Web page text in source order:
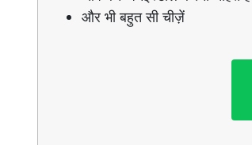
और भी बहुत सी चीज़ें